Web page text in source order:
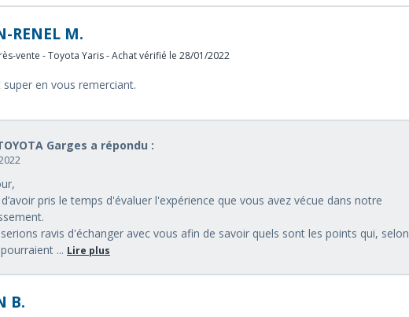
RENEL M.
vente - Toyota Yaris - Achat vérifié le 28/01/2022
super en vous remerciant.
Garges a répondu :
pris le temps d'évaluer l'expérience que vous avez vécue dans notre
ravis d'échanger avec vous afin de savoir quels sont les points qui, selon
... Lire plus
B.